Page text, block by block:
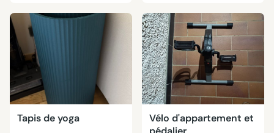
Tapis de yoga
Vélo d'appartement et